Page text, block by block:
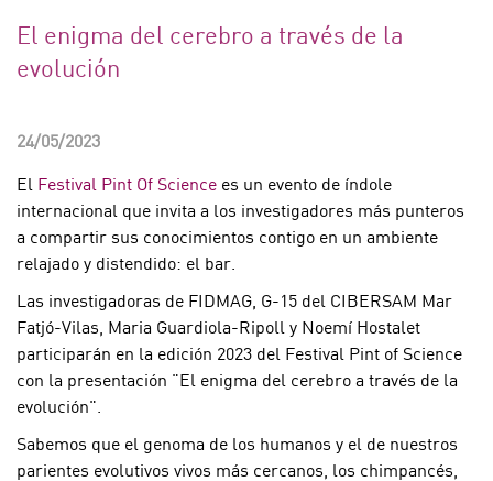
El enigma del cerebro a través de la
evolución
24/05/2023
El Festival Pint Of Science es un evento de índole
internacional que invita a los investigadores más punteros
a compartir sus conocimientos contigo en un ambiente
relajado y distendido: el bar.
Las investigadoras de FIDMAG, G-15 del CIBERSAM Mar
Fatjó-Vilas, Maria Guardiola-Ripoll y Noemí Hostalet
participarán en la edición 2023 del Festival Pint of Science
con la presentación "El enigma del cerebro a través de la
evolución".
Sabemos que el genoma de los humanos y el de nuestros
parientes evolutivos vivos más cercanos, los chimpancés,